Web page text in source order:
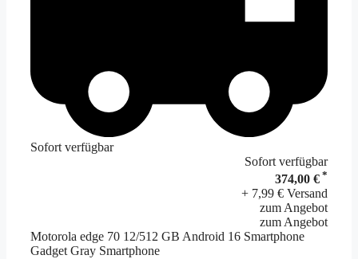
Sofort verfügbar
Sofort verfügbar
374,00 € *
+ 7,99 € Versand
zum Angebot
zum Angebot
Motorola edge 70 12/512 GB Android 16 Smartphone
Gadget Gray Smartphone